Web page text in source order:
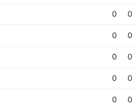
0 0
0 0
0 0
0 0
0 0